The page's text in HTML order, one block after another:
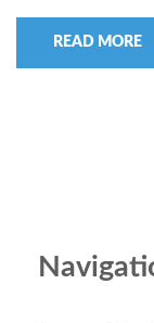
READ MORE